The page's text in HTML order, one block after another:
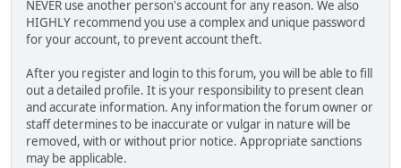
NEVER use another person's account for any reason. We also
HIGHLY recommend you use a complex and unique password
for your account, to prevent account theft.
After you register and login to this forum, you will be able to fill
out a detailed profile. It is your responsibility to present clean
and accurate information. Any information the forum owner or
staff determines to be inaccurate or vulgar in nature will be
removed, with or without prior notice. Appropriate sanctions
may be applicable.